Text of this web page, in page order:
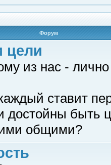
Форум
из нас -
ставит
достойны быть
общими?